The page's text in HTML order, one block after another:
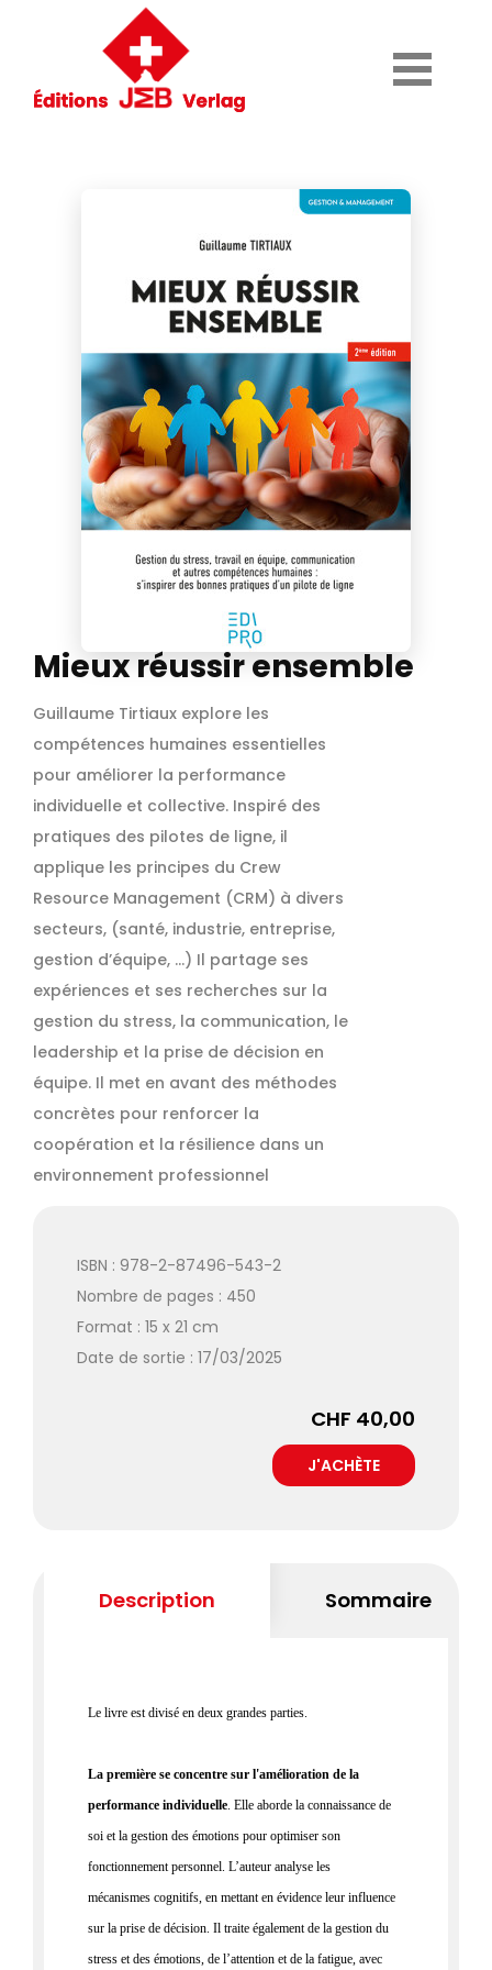
Mieux réussir ensemble
Guillaume Tirtiaux explore les
compétences humaines essentielles
pour améliorer la performance
individuelle et collective. Inspiré des
pratiques des pilotes de ligne, il
applique les principes du Crew
Resource Management (CRM) à divers
secteurs, (santé, industrie, entreprise,
gestion d’équipe, …) Il partage ses
expériences et ses recherches sur la
gestion du stress, la communication, le
leadership et la prise de décision en
équipe. Il met en avant des méthodes
concrètes pour renforcer la
coopération et la résilience dans un
environnement professionnel
ISBN : 978-2-87496-543-2
Nombre de pages : 450
Format : 15 x 21 cm
Date de sortie : 17/03/2025
CHF 40,00
Description Sommaire
Le livre est divisé en deux grandes parties.
La première se concentre sur l'amélioration de la
performance individuelle. Elle aborde la connaissance de
soi et la gestion des émotions pour optimiser son
fonctionnement personnel. L’auteur analyse les
mécanismes cognitifs, en mettant en évidence leur influence
sur la prise de décision. Il traite également de la gestion du
stress et des émotions, de l’attention et de la fatigue, avec